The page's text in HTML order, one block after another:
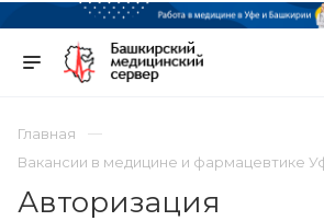
Главная
Вакансии в медицине и фармацевтике
Авторизация